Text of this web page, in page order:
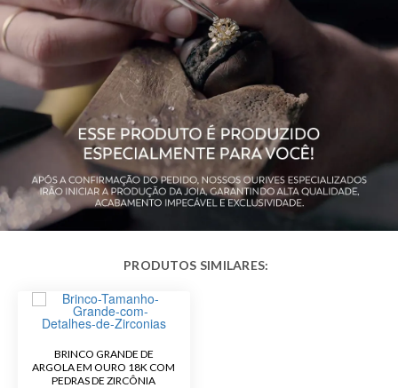
Pedra Sem Pedra
Brinco Argola
Público Feminino
Observação Diâmetro Externo de 13,5 mm
Acabamento Polido
BRINCO GRANDE DE
ARGOLA EM OURO 18K COM
PEDRAS DE ZIRCÔNIA